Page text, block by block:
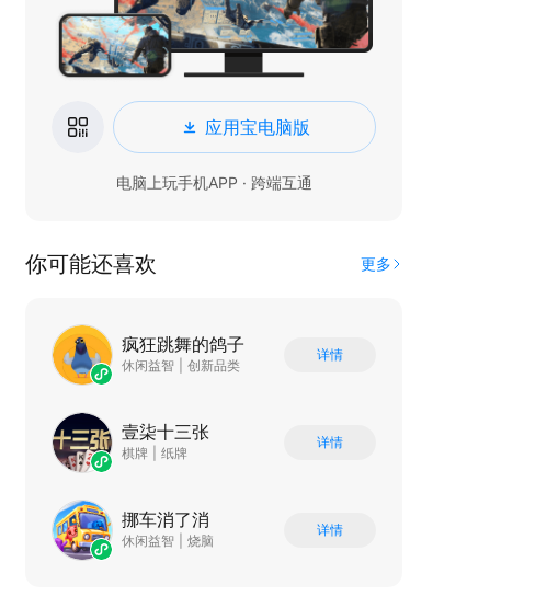
应用宝电脑版
电脑上玩手机APP · 跨端互通
你可能还喜欢 更多
疯狂跳舞的鸽子
休闲益智 创新品类
详情
壹柒十三张
棋牌 纸牌
详情
挪车消了消
休闲益智 烧脑
详情